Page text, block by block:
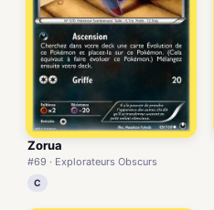
Zorua
#69 · Explorateurs Obscurs
C